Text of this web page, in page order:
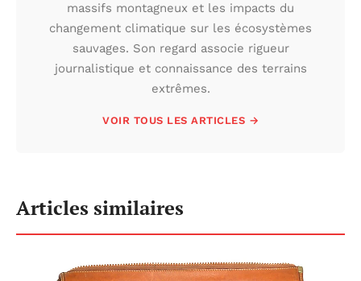
massifs montagneux et les impacts du
changement climatique sur les écosystèmes
sauvages. Son regard associe rigueur
journalistique et connaissance des terrains
extrêmes.
VOIR TOUS LES ARTICLES →
Articles similaires